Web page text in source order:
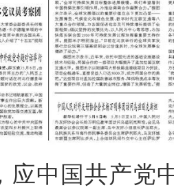
应中国共产党